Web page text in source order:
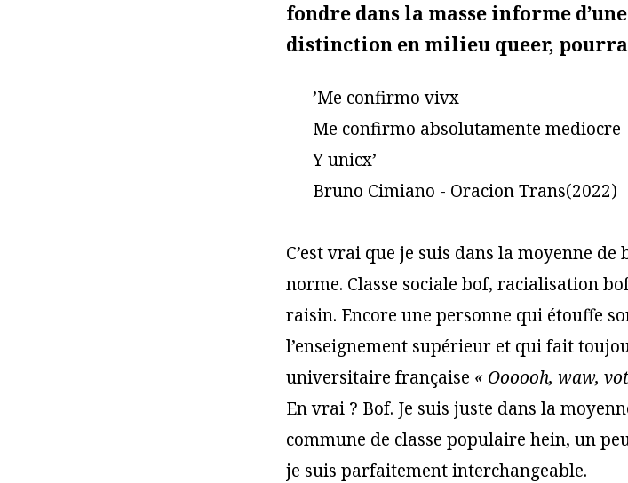
fondre dans la masse informe
distinction en milieu queer,
’Me confirmo vivx
Me confirmo absolutamente mediocre
Y unicx’
Bruno Cimiano - Oracion Trans(2022)
C’est vrai que je suis dans la moyenne de
norme. Classe sociale bof, racialisation
raisin. Encore une personne qui étouffe
l’enseignement supérieur et qui fait
universitaire française « Oooooh, waw,
En vrai ? Bof. Je suis juste dans la
commune de classe populaire hein, un
je suis parfaitement interchangeable.